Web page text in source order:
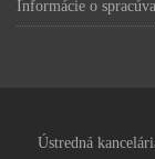
Informácie o
Ústredná